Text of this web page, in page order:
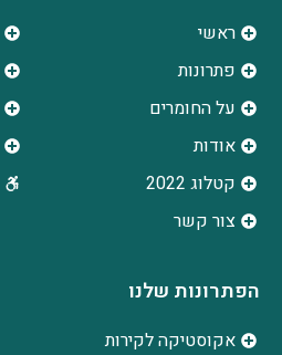
ראשי
פתרונות
על החומרים
אודות
קטלוג 2022
צור קשר
הפתרונות שלנו
אקוסטיקה לקירות